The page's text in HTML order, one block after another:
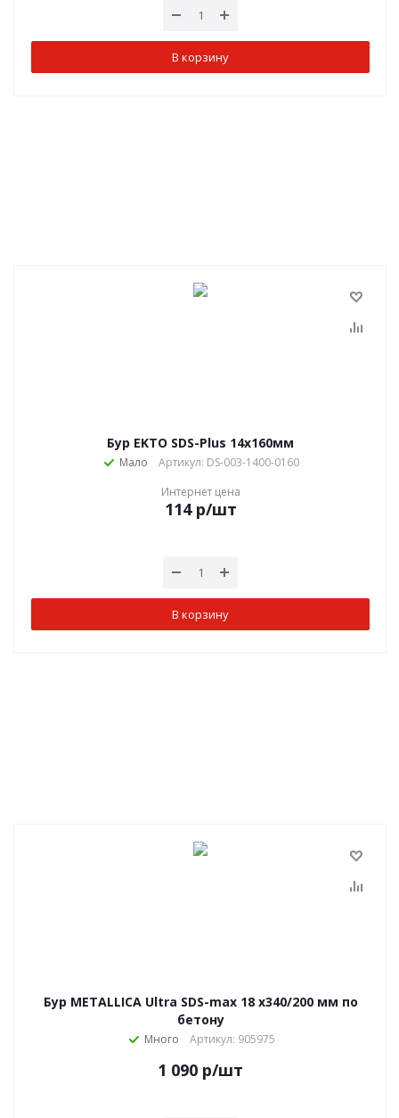
В корзину
Бур EKTO SDS-Plus 14х160мм
Мало
Артикул: DS-003-1400-0160
Интернет цена
114р/шт
В корзину
Бур METALLICA Ultra SDS-max 18 х340/200 мм по
бетону
Много Артикул: 905975
1 090 р/шт